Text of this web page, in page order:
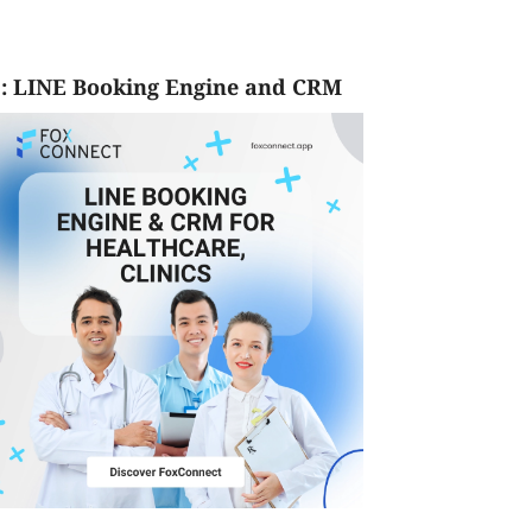
LINE Booking Engine and CRM